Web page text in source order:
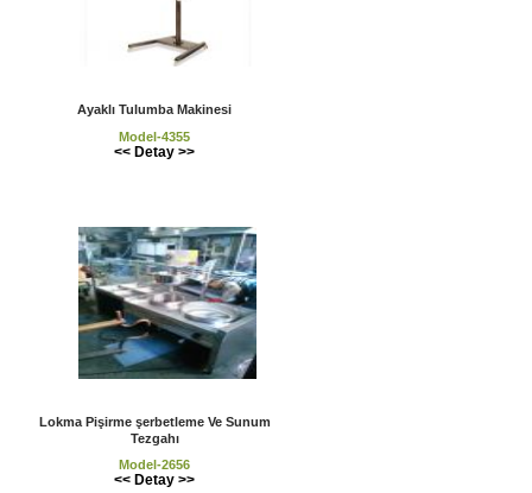
Ayaklı Tulumba Makinesi
Model-4355
<< Detay >>
Lokma Pişirme şerbetleme Ve Sunum
Tezgahı
Model-2656
<< Detay >>